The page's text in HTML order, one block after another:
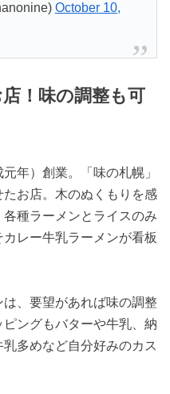
October 10,
店！味の調整も可
年）創業。「味の札幌」
お店。木のぬくもりを感
種ラーメンとライスのみ
レー牛乳ラーメンが看板
、要望があれば味の調整
ングもバターや牛乳、納
多めなど自分好みのカス